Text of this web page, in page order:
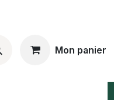
Mon panier